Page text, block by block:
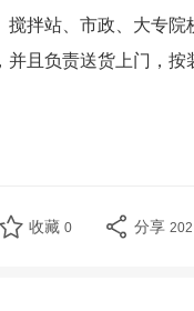
拌站、市政、大专
且负责送货上门，按
收藏 0 分享 202